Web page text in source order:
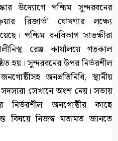
উদ্যোগে পশ্চিম সুন্দরবনের
রিজার্ভ’ ঘোষণার লক্ষ্যে
পশ্চিম বনবিভাগ সাতক্ষীরা
রেঞ্জ কার্যালয়ে গতকাল
হয়। সুন্দরবনের উপর নির্ভরশীল
জনপ্রতিনিধি, স্থানীয়
সেখানে অংশ নেয়। সভায়
নির্ভরশীল জনগোষ্ঠীর কাছে
বিষয়ে নিজস্ব মতামত জানতে